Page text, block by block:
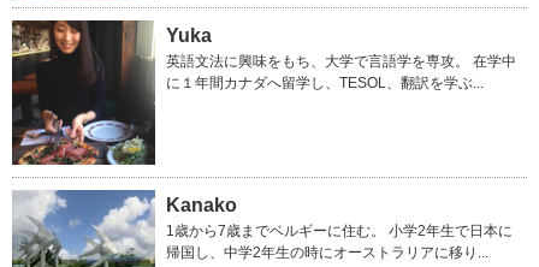
Yuka
英語文法に興味をもち、大学で言語学を専攻。 在学中
に１年間カナダへ留学し、TESOL、翻訳を学ぶ...
Kanako
1歳から7歳までベルギーに住む。 小学2年生で日本に
帰国し、中学2年生の時にオーストラリアに移り...